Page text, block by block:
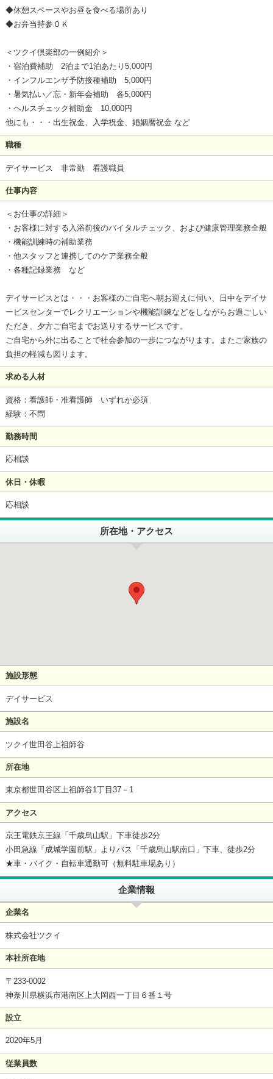
◆休憩スペースやお昼を食べる場所あり
◆お弁当持参ＯＫ
＜ツクイ倶楽部の一例紹介＞
・宿泊費補助 2泊まで1泊あたり5,000円
・インフルエンザ予防接種補助 5,000円
・暑気払い／忘・新年会補助 各5,000円
・ヘルスチェック補助金 10,000円
他にも・・・出生祝金、入学祝金、婚姻暦祝金 など
職種
デイサービス 非常勤 看護職員
仕事内容
＜お仕事の詳細＞
・お客様に対する入浴前後のバイタルチェック、および健康管理業務全般
・機能訓練時の補助業務
・他スタッフと連携してのケア業務全般
・各種記録業務 など
デイサービスとは・・・お客様のご自宅へ朝お迎えに伺い、日中をデイサ
ービスセンターでレクリエーションや機能訓練などをしながらお過ごしい
ただき、夕方ご自宅までお送りするサービスです。
ご自宅から外に出ることで社会参加の一歩につながります。またご家族の
負担の軽減も図ります。
求める人材
資格：看護師・准看護師 いずれか必須
経験：不問
勤務時間
応相談
休日・休暇
応相談
所在地・アクセス
施設形態
デイサービス
施設名
ツクイ世田谷上祖師谷
所在地
東京都世田谷区上祖師谷1丁目37－1
アクセス
京王電鉄京王線「千歳烏山駅」下車徒歩2分
小田急線「成城学園前駅」よりバス「千歳烏山駅南口」下車、徒歩2分
★車・バイク・自転車通勤可（無料駐車場あり）
企業情報
企業名
株式会社ツクイ
本社所在地
〒233-0002
神奈川県横浜市港南区上大岡西一丁目６番１号
設立
2020年5月
従業員数